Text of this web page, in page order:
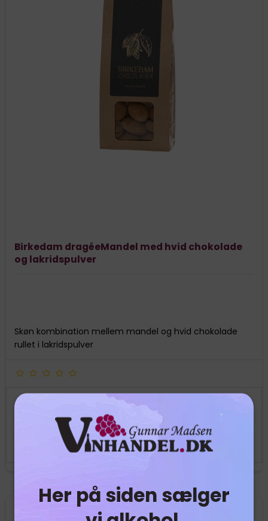
Her på siden sælger
Birkedam dragéeMandel med hvid chokolade
og lakridspulver
Skøn kombination mellem mandel og hvid chokolade
rullet i lakridspulver
Vis produkt